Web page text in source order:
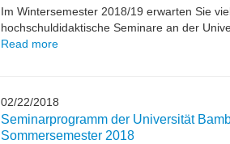
Im Wintersemester 2018/19 erwarten Sie
hochschuldidaktische Seminare an der
Read more
02/22/2018
Seminarprogramm der Universität
Sommersemester 2018